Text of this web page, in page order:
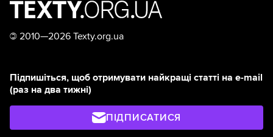
© 2010—2026 Texty.org.ua
Підпишіться, щоб отримувати найкращі статті на e-mail
(раз на два тижні)
ПІДПИСАТИСЯ